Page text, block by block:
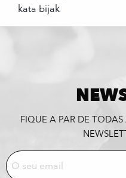
kata bijak
FIQUE A PAR DE